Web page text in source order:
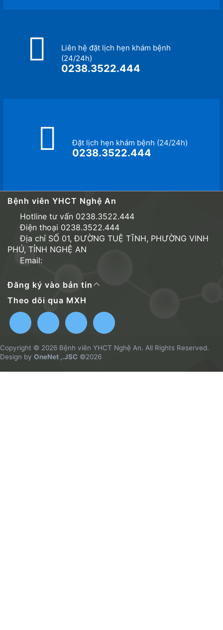
Liên hệ đặt lịch hẹn khám bệnh
(24/24h)
0238.3522.444
Đặt lịch hẹn khám bệnh (24/24h)
0238.3522.444
Bệnh viên YHCT Nghệ An
Hotline tư vấn 0238.3522.444
Điện thoại 0238.3522.444
Địa chỉ SỐ 01, ĐƯỜNG TUỆ TĨNH, PHƯỜNG VINH
PHÚ, TỈNH NGHỆ AN
Email:
Đăng ký vào bản tin
Theo dõi qua MXH
Copyright © 2026 Bệnh viên YHCT Nghệ An. All Rights Reserved.
Design by OneNet ,.JSC ©2026